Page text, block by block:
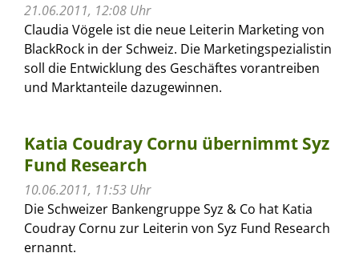
21.06.2011, 12:08 Uhr
Claudia Vögele ist die neue Leiterin Marketing von
BlackRock in der Schweiz. Die Marketingspezialistin
soll die Entwicklung des Geschäftes vorantreiben
und Marktanteile dazugewinnen.
Katia Coudray Cornu übernimmt Syz
Fund Research
10.06.2011, 11:53 Uhr
Die Schweizer Bankengruppe Syz & Co hat Katia
Coudray Cornu zur Leiterin von Syz Fund Research
ernannt.